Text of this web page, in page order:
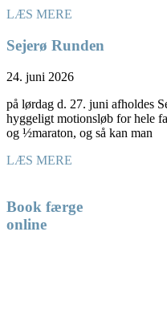
LÆS MERE
Sejerø Runden
24. juni 2026
på lørdag d. 27. juni afholdes
hyggeligt motionsløb for hele
og ½maraton, og så kan man
LÆS MERE
Book færge
online